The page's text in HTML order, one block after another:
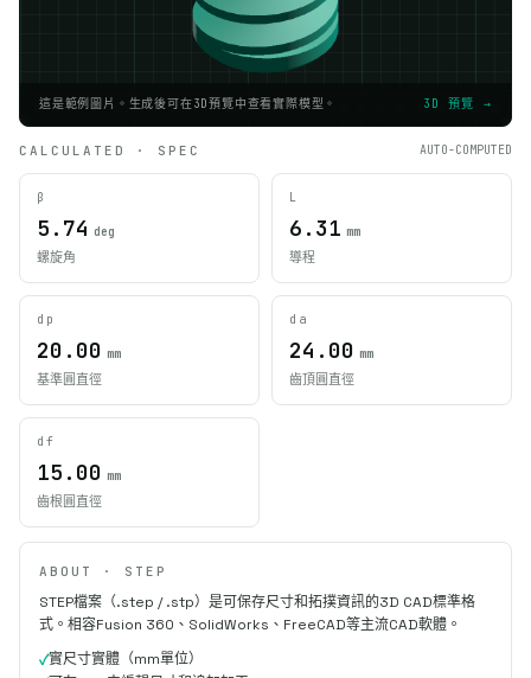
這是範例圖片。生成後可在3D預覽中查看實際模型。 3D 預覽 →
CALCULATED · SPEC AUTO-COMPUTED
β
5.74 deg
螺旋角
L
6.31 mm
導程
dp
20.00 mm
基準圓直徑
da
24.00 mm
齒頂圓直徑
df
15.00 mm
齒根圓直徑
ABOUT · STEP
STEP檔案（.step / .stp）是可保存尺寸和拓撲資訊的3D CAD標準格
式。相容Fusion 360、SolidWorks、FreeCAD等主流CAD軟體。
實尺寸實體（mm單位）